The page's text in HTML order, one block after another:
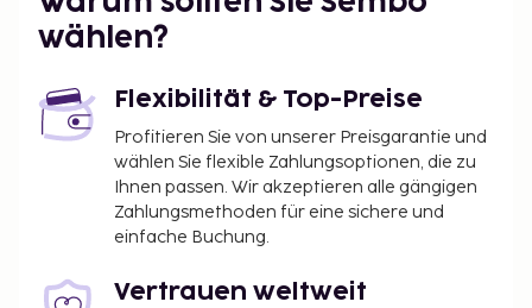
**Skigebiet Les Menuires
Snowpark mit Halfpipe, Rails und Big Air.
Skigebiet Les Trois Vallées
600 km Pisten - 174 Skilifte - 4
Vergnügungszonen und Snowparks - 3
Snowboardcross-Strecken - 1 Kinderland - 57%
wählen?
Flexibilität & Top-Preise
Profitieren Sie von unserer Preisgarantie und
wählen Sie flexible Zahlungsoptionen, die zu
Ihnen passen. Wir akzeptieren alle gängigen
Zahlungsmethoden für eine sichere und
einfache Buchung.
Vertrauen weltweit